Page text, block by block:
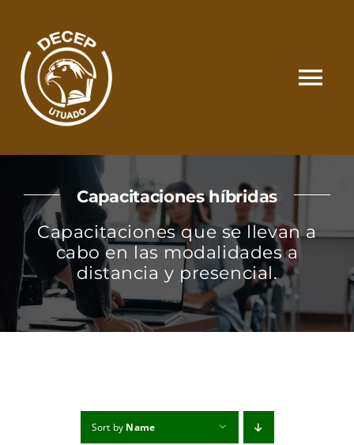
content
SOMOS
CATÁLOGO
MATRÍCULA Y PAGOS
CONTACTO
Capacitaciones híbridas
Capacitaciones que se llevan a
cabo en las modalidades a
distancia y presencial.
Sort by Name